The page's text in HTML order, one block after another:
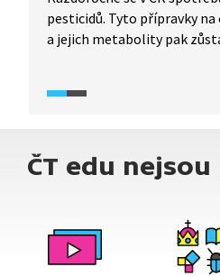
pesticidů. Tyto přípravky
a jejich metabolity pak
pitnou vodou mj. Prahu je
Změna může paradoxně
kteří by poptávkou po
ČT edu